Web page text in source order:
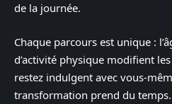
de la journée.
Chaque parcours est unique :
d’activité physique modifient
restez indulgent avec vous-
transformation prend du